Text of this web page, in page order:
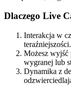
Dlaczego Live
Interakcja w
teraźniejszości.
Możesz wyjść
wygranej lub
Dynamika z